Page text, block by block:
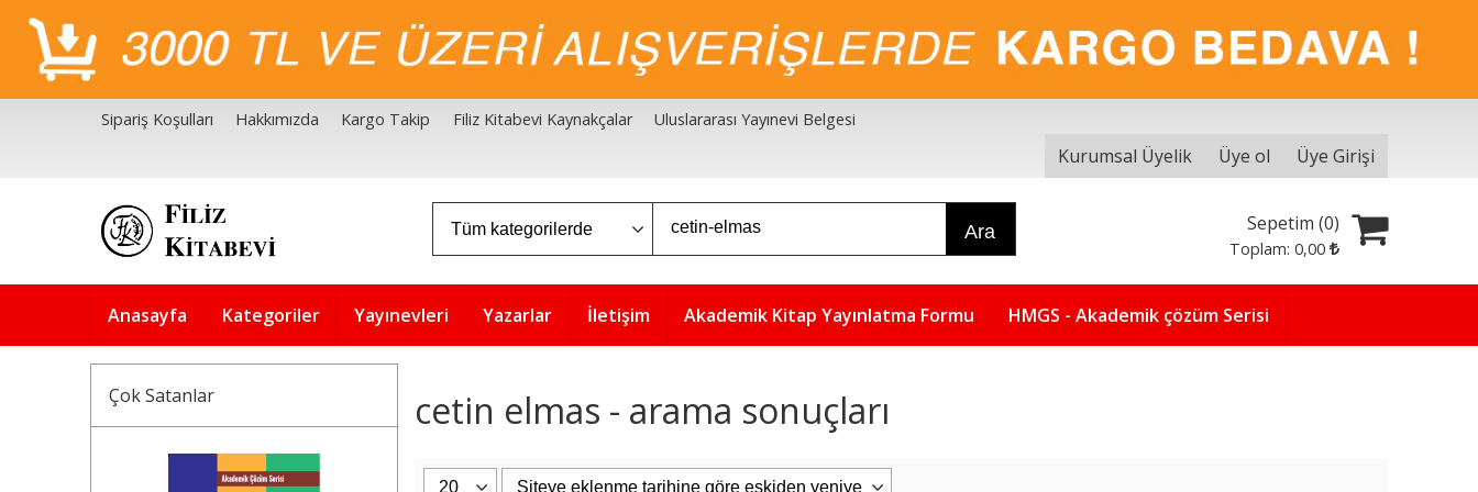
Sipariş Koşulları Hakkımızda Kargo Takip Filiz Kitabevi Kaynakçalar Uluslararası Yayınevi Belgesi
Kurumsal Üyelik Üye ol Üye Girişi
Ara Sepetim (0)
Toplam:0,00
Anasayfa Kategoriler Yayınevleri Yazarlar İletişim Akademik Kitap Yayınlatma Formu HMGS - Akademik çözüm Serisi
Çok Satanlar
%5
cetin elmas - arama sonuçları